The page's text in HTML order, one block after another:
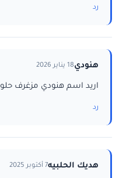
رد
هنودي18 يناير 2026
اريد اسم هنودي مزغرف حلو
رد
هديك الحلبيه7 أكتوبر 2025